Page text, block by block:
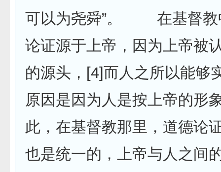
可以为尧舜”。 在基督教
论证源于上帝，因为上帝被
的源头，[4]而人之所以能够
原因是因为人是按上帝的形
此，在基督教那里，道德论
也是统一的，上帝与人之间